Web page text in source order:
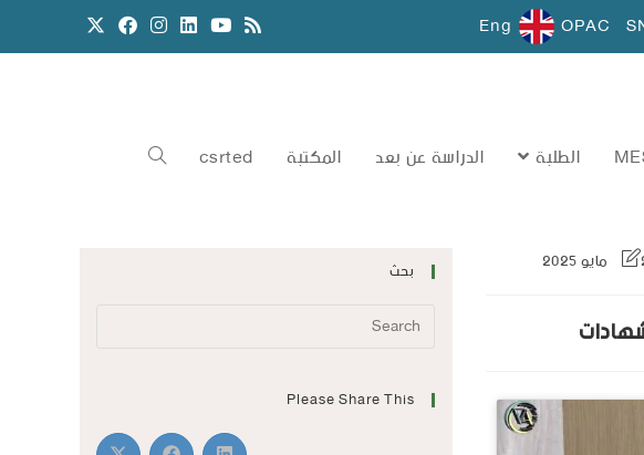
OPAC
Eng
الطلبة الدراسة عن بعد المكتبة csrted
بحث
Please Share This